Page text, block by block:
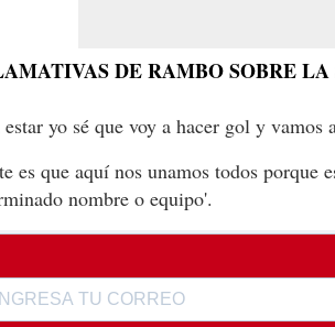
DE RAMBO SOBRE
yo sé que voy a hacer gol y vamos
es que aquí nos unamos todos porque
nombre o equipo'.